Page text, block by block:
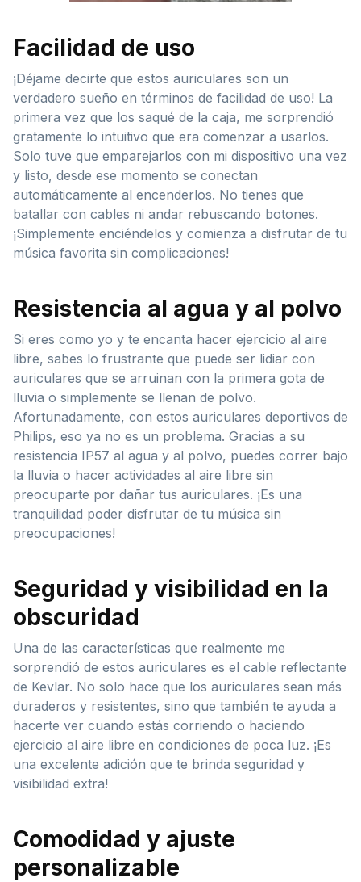
Facilidad de uso
¡Déjame decirte que estos auriculares son un
verdadero sueño en términos de facilidad de uso! La
primera vez que los saqué de la caja, me sorprendió
gratamente lo intuitivo que era comenzar a usarlos.
Solo tuve que emparejarlos con mi dispositivo una vez
y listo, desde ese momento se conectan
automáticamente al encenderlos. No tienes que
batallar con cables ni andar rebuscando botones.
¡Simplemente enciéndelos y comienza a disfrutar de tu
música favorita sin complicaciones!
Resistencia al agua y al polvo
Si eres como yo y te encanta hacer ejercicio al aire
libre, sabes lo frustrante que puede ser lidiar con
auriculares que se arruinan con la primera gota de
lluvia o simplemente se llenan de polvo.
Afortunadamente, con estos auriculares deportivos de
Philips, eso ya no es un problema. Gracias a su
resistencia IP57 al agua y al polvo, puedes correr bajo
la lluvia o hacer actividades al aire libre sin
preocuparte por dañar tus auriculares. ¡Es una
tranquilidad poder disfrutar de tu música sin
preocupaciones!
Seguridad y visibilidad en la
obscuridad
Una de las características que realmente me
sorprendió de estos auriculares es el cable reflectante
de Kevlar. No solo hace que los auriculares sean más
duraderos y resistentes, sino que también te ayuda a
hacerte ver cuando estás corriendo o haciendo
ejercicio al aire libre en condiciones de poca luz. ¡Es
una excelente adición que te brinda seguridad y
visibilidad extra!
Comodidad y ajuste
personalizable